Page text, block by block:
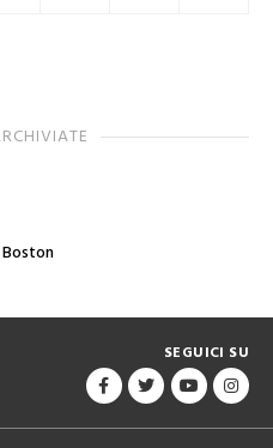
SEGUICI SU